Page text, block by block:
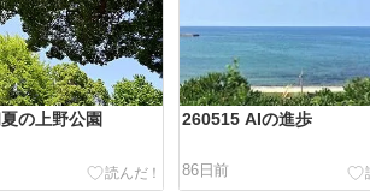
の上野公園 260515 AIの進歩
86日前